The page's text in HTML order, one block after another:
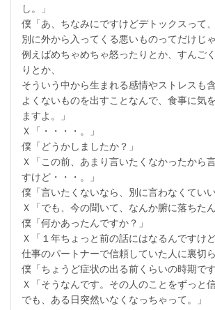
し。」
僕「あ、ちなみにですけどデトックスって、
別に外から入ってくる悪いものってだけじゃ
例えばめちゃめちゃ怒ったりとか、すんご
りとか、
そういう中から生まれる感情やストレスも含
よくないものを出すことなんで、食事に気
ますよ。」
Ｘ「・・・・。」
僕「どうかしましたか？」
Ｘ「この前、あまり言いたくなかったから
すけど・・・。」
僕「言いたくないなら、別に言わなくてい
Ｘ「でも、今の聞いて、なんか腑に落ちた
僕「何かあったんですか？」
Ｘ「１年ちょっと前の話にはなるんですけど
仕事のパートナーで信頼していた人に裏切
僕「ちょうど症状の出る前くらいの時期です
Ｘ「そうなんです。その人のことをずっと
でも、ある日突然いなくなっちゃって。」